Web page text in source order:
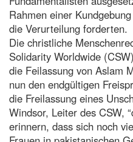
Rahmen einer
die Verurteilung forderten.
Die christliche
Solidarity Worldwide
die Feilassung von Aslam
nun den endgültigen
die Freilassung eines
Windsor, Leiter des CSW,
erinnern, dass sich noch